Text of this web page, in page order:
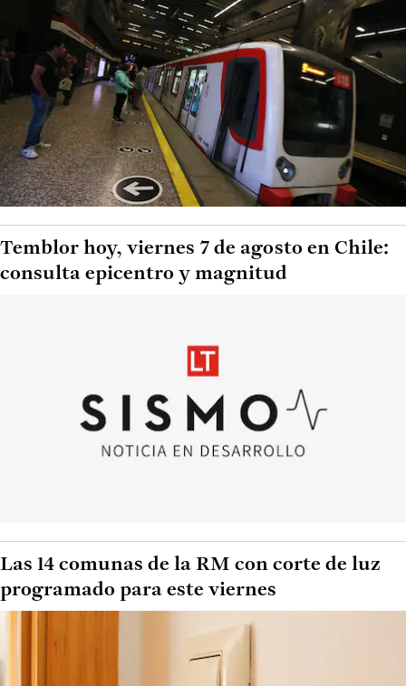
Temblor hoy, viernes 7 de agosto en Chile:
consulta epicentro y magnitud
Las 14 comunas de la RM con corte de luz
programado para este viernes